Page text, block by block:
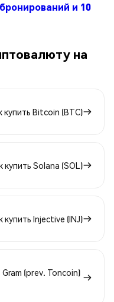
и 10
на
купить Bitcoin (BTC)
купить Solana (SOL)
купить Injective (INJ)
Gram (prev. Toncoin)